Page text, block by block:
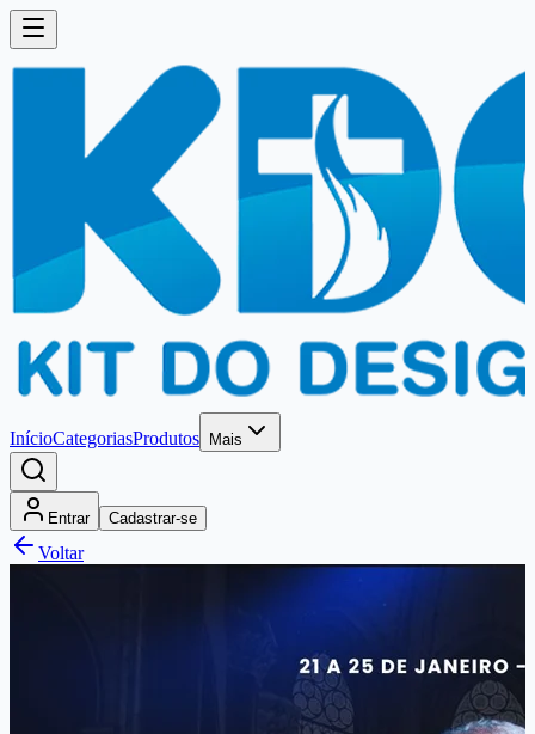
InícioCategoriasProdutos Mais
Entrar Cadastrar-se
Voltar